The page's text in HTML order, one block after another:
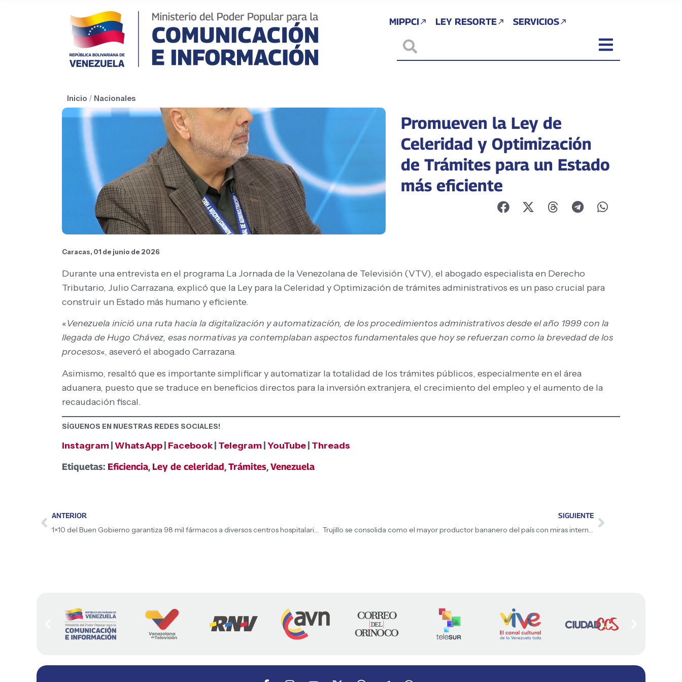
MIPPCI LEY RESORTE SERVICIOS
Inicio / Nacionales
Promueven la Ley de
Celeridad y Optimización
de Trámites para un Estado
más eficiente
Caracas, 01 de junio de 2026
Durante una entrevista en el programa La Jornada de la Venezolana de Televisión (VTV), el abogado especialista en Derecho
Tributario, Julio Carrazana, explicó que la Ley para la Celeridad y Optimización de trámites administrativos es un paso crucial para
construir un Estado más humano y eficiente.
«Venezuela inició una ruta hacia la digitalización y automatización, de los procedimientos administrativos desde el año 1999 con la
llegada de Hugo Chávez, esas normativas ya contemplaban aspectos fundamentales que hoy se refuerzan como la brevedad de los
procesos«, aseveró el abogado Carrazana.
Asimismo, resaltó que es importante simplificar y automatizar la totalidad de los trámites públicos, especialmente en el área
aduanera, puesto que se traduce en beneficios directos para la inversión extranjera, el crecimiento del empleo y el aumento de la
recaudación fiscal.
SÍGUENOS EN NUESTRAS REDES SOCIALES!
Instagram WhatsApp Facebook Telegram YouTube Threads
Etiquetas: Eficiencia, Ley de celeridad,Trámites,Venezuela
ANTERIOR
1×10 del Buen Gobierno garantiza 98 mil fármacos a diversos centros hospitalarios en Mérida
SIGUIENTE
Trujillo se consolida como el mayor productor bananero del país con miras internacionales